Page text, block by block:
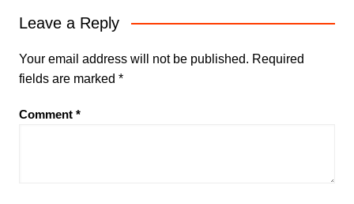
Leave a Reply
Your email address will not be published. Required
fields are marked *
Comment *